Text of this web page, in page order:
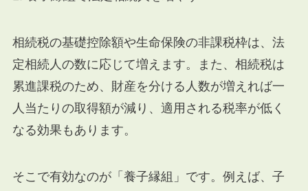
相続税の基礎控除額や生命保険の非課税枠は、法
定相続人の数に応じて増えます。また、相続税は
累進課税のため、財産を分ける人数が増えれば一
人当たりの取得額が減り、適用される税率が低く
なる効果もあります。
そこで有効なのが「養子縁組」です。例えば、子